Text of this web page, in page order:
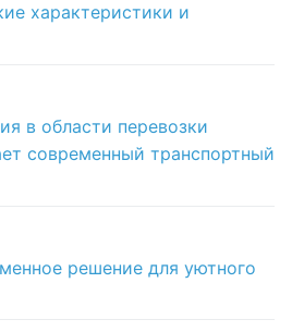
характеристики и
в области перевозки
современный транспортный
решение для уютного